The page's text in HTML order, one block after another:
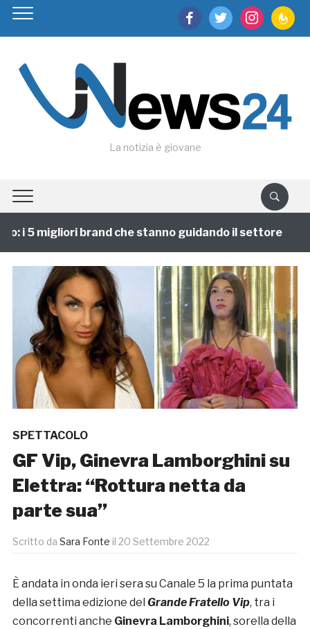
facebooktwitter instagram
La notizia è giovane
i 5 migliori brand che stanno guidando il settore
SPETTACOLO
GF Vip, Ginevra Lamborghini su
Elettra: “Rottura netta da
parte sua”
Scritto da Sara Fonte il 20 Settembre 2022
È andata in onda ieri sera su Canale 5 la prima puntata
della settima edizione del Grande Fratello Vip, tra i
concorrenti anche Ginevra Lamborghini, sorella della